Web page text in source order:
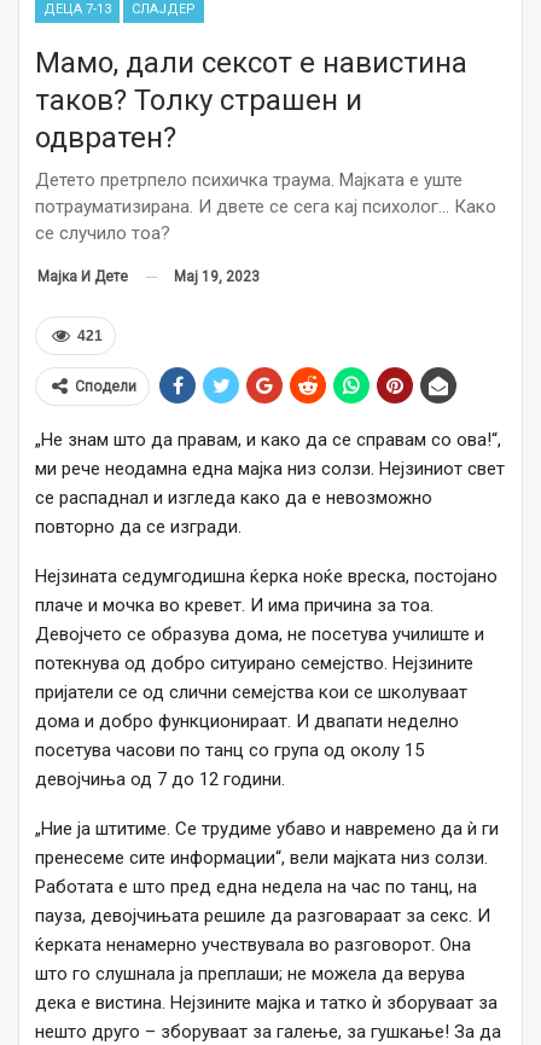
ДЕЦА 7-13 СЛАЈДЕР
Мамо, дали сексот е навистина
таков? Толку страшен и
одвратен?
Детето претрпело психичка траума. Мајката е уште
потрауматизирана. И двете се сега кај психолог… Како
се случило тоа?
Мајка И Дете Мај 19, 2023
421
Сподели
„Не знам што да правам, и како да се справам со ова!“,
ми рече неодамна една мајка низ солзи. Нејзиниот свет
се распаднал и изгледа како да е невозможно
повторно да се изгради.
Нејзината седумгодишна ќерка ноќе вреска, постојано
плаче и мочка во кревет. И има причина за тоа.
Девојчето се образува дома, не посетува училиште и
потекнува од добро ситуирано семејство. Нејзините
пријатели се од слични семејства кои се школуваат
дома и добро функционираат. И двапати неделно
посетува часови по танц со група од околу 15
девојчиња од 7 до 12 години.
„Ние ја штитиме. Се трудиме убаво и навремено да ѝ ги
пренесеме сите информации“, вели мајката низ солзи.
Работата е што пред една недела на час по танц, на
пауза, девојчињата решиле да разговараат за секс. И
ќерката ненамерно учествувала во разговорот. Она
што го слушнала ја преплаши; не можела да верува
дека е вистина. Нејзините мајка и татко ѝ зборуваат за
нешто друго – зборуваат за галење, за гушкање! За да